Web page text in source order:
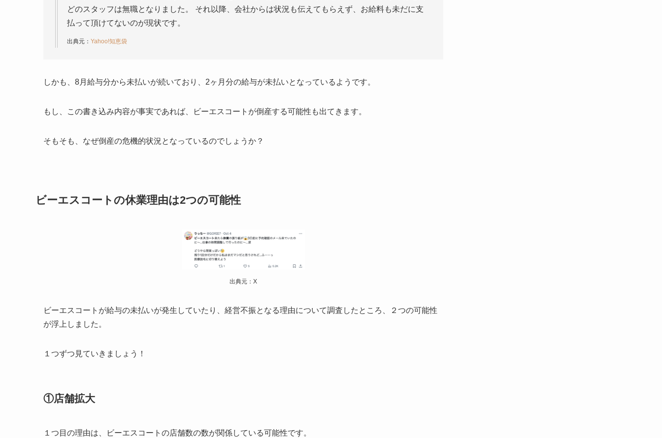
どのスタッフは無職となりました。 それ以降、会社からは状況も伝えてもらえず、お給料も未だに支
払って頂けてないのが現状です。
出典元： Yahoo!知恵袋
しかも、8月給与分から未払いが続いており、2ヶ月分の給与が未払いとなっているようです。
もし、この書き込み内容が事実であれば、ビーエスコートが倒産する可能性も出てきます。
そもそも、なぜ倒産の危機的状況となっているのでしょうか？
ビーエスコートの休業理由は2つの可能性
出典元：X
ビーエスコートが給与の未払いが発生していたり、経営不振となる理由について調査したところ、２つの可能性
が浮上しました。
１つずつ見ていきましょう！
①店舗拡大
１つ目の理由は、ビーエスコートの店舗数の数が関係している可能性です。